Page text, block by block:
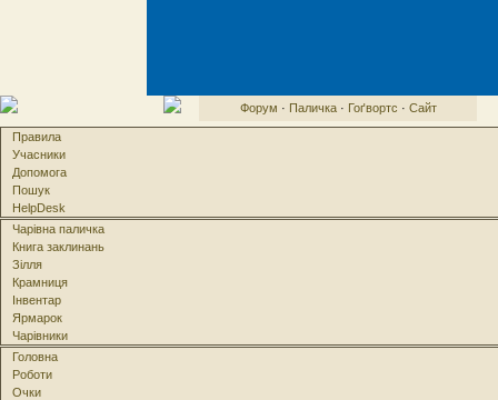
Форум · Паличка· Гоґвортс · Сайт
Правила
Учасники
Допомога
Пошук
HelpDesk
Чарівна паличка
Книга заклинань
Зілля
Крамниця
Інвентар
Ярмарок
Чарівники
Головна
Роботи
Очки